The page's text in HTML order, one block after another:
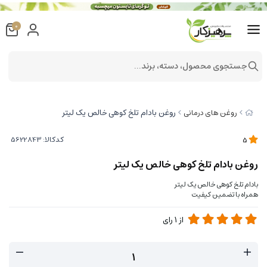
روغن های درمانی روغن بادام تلخ کوهی خالص یک لیتر
کدکالا:
روغن بادام تلخ کوهی خالص یک لیتر
بادام تلخ کوهی خالص یک لیتر
همراه با تضمین کیفیت
از 1رای
0
جستجوی محصول، دسته، برند...